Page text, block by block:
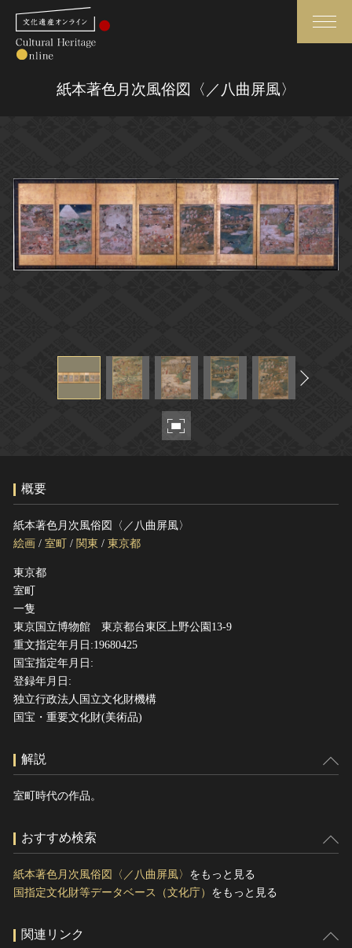
さらに詳細検索
トップ
作品一覧
媒体資料・関連記事等
博物館、美術館の皆さまへ
ヘルプ
このサイトについて
関連サイトリンク
サイトマップ
国指定文化財等データベース
紙本著色月次風俗図〈／八曲屏風〉
概要
紙本著色月次風俗図〈／八曲屏風〉
絵画 / 室町 / 関東 / 東京都
東京都
室町
一隻
東京国立博物館 東京都台東区上野公園13-9
重文指定年月日:19680425
国宝指定年月日:
登録年月日:
独立行政法人国立文化財機構
国宝・重要文化財(美術品)
解説
室町時代の作品。
おすすめ検索
紙本著色月次風俗図〈／八曲屏風〉 をもっと見る
国指定文化財等データベース（文化庁） をもっと見る
関連リンク